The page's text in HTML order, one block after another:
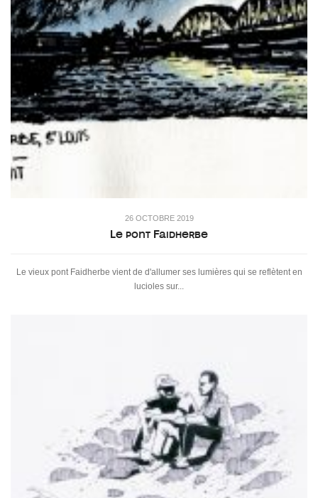
26 OCTOBRE 2019
Le pont Faidherbe
Le vieux pont Faidherbe vient de d'allumer ses lumières qui se reflètent en
lucioles sur...